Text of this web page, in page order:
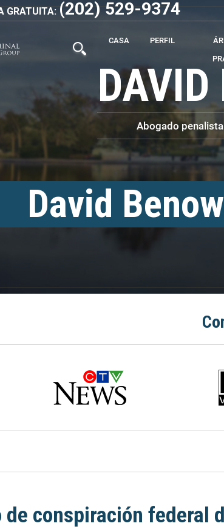
GRATUITA: (202) 529-9374
CASA PERFIL
DAVID
Abogado
David
de conspiración federal